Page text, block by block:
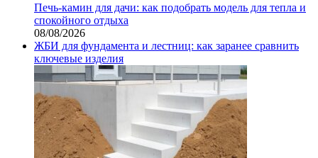
Печь-камин для дачи: как подобрать модель для тепла и
спокойного отдыха
08/08/2026
ЖБИ для фундамента и лестниц: как заранее сравнить
ключевые изделия